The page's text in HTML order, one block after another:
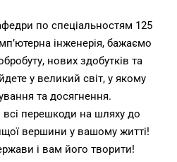
по спеціальностям 125
інженерія, бажаємо
нових здобутків та
у великий світ, у якому
та досягнення.
перешкоди на шляху до
вершини у вашому житті!
і вам його творити!